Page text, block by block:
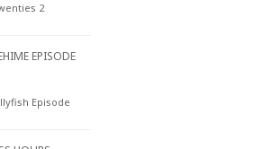
2
EPISODE
Episode